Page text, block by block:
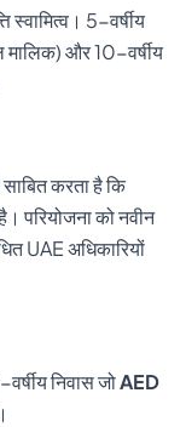
5-वर्षीय
मालिक) और 10-वर्षीय
करता है कि
परियोजना को नवीन
UAE अधिकारियों
निवास जोAED